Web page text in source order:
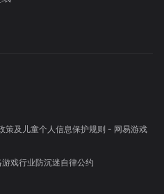
策及儿童个人信息保护规则 - 网易游戏
游戏行业防沉迷自律公约